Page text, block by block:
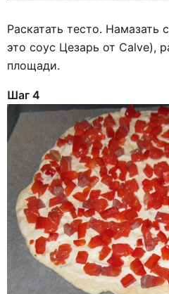
Раскатать тесто. Намазать
это соус Цезарь от Calve),
площади.
Шаг 4